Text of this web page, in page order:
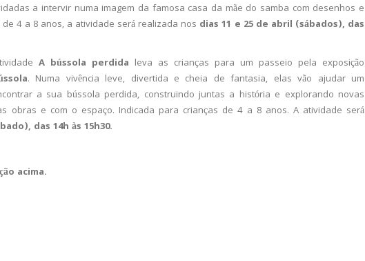
a intervir numa imagem da famosa casa da mãe do samba com desenhos e
4 a 8 anos, a atividade será realizada nos dias 11 e 25 de abril (sábados), das
A bússola perdida leva as crianças para um passeio pela exposição
. Numa vivência leve, divertida e cheia de fantasia, elas vão ajudar um
a sua bússola perdida, construindo juntas a história e explorando novas
obras e com o espaço. Indicada para crianças de 4 a 8 anos. A atividade será
das 14h às 15h30.
acima.